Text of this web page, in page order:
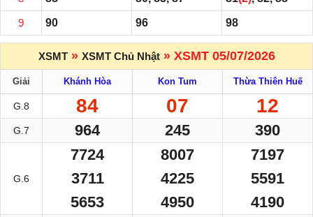
9 90 96 98
XSMT» XSMT Chủ Nhật» XSMT 05/07/2026
Giải Khánh Hòa Kon Tum Thừa Thiên Huế
G.8 84 07 12
G.7 964 245 390
G.6
7724
3711
5653
8007
4225
4950
7197
5591
4190